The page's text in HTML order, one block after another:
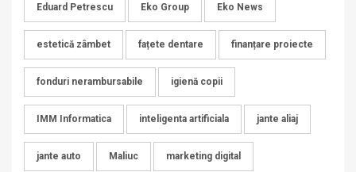
Eduard Petrescu Eko Group Eko News
estetică zâmbet fațete dentare finanțare proiecte
fonduri nerambursabile igienă copii
IMM Informatica inteligenta artificiala jante aliaj
jante auto Maliuc marketing digital